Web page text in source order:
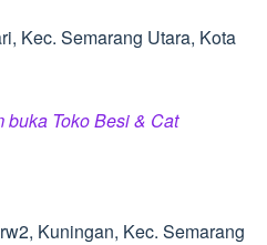
Kec. Semarang Utara, Kota
buka Toko Besi & Cat
Kuningan, Kec. Semarang